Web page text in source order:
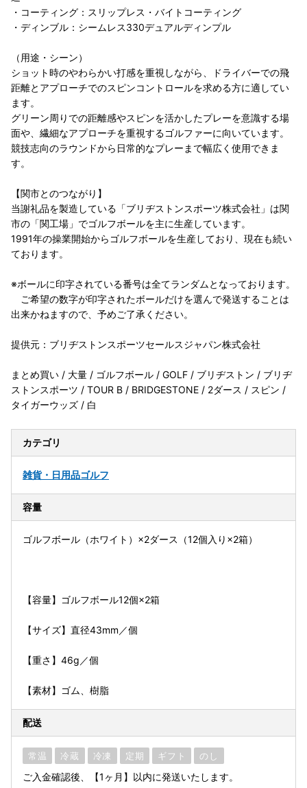
・コーティング：スリップレス・バイトコーティング
・ディンブル：シームレス330デュアルディンプル
（用途・シーン）
ショット時のやわらかい打感を重視しながら、ドライバーでの飛
距離とアプローチでのスピンコントロールを求める方に適してい
ます。
グリーン周りでの距離感やスピンを活かしたプレーを意識する場
面や、繊細なアプローチを重視するゴルファーに向いています。
競技志向のラウンドから日常的なプレーまで幅広く使用できま
す。
【関市とのつながり】
当謝礼品を製造している「ブリヂストンスポーツ株式会社」は関
市の「関工場」でゴルフボールを主に生産しています。
1991年の操業開始からゴルフボールを生産しており、現在も続い
ております。
※ボールに印字されている番号は全てランダムとなっております。
ご希望の数字が印字されたボールだけを選んで発送することは
出来かねますので、予めご了承ください。
提供元：ブリヂストンスポーツセールスジャパン株式会社
まとめ買い / 大量 / ゴルフボール / GOLF / ブリヂストン / ブリヂ
ストンスポーツ / TOUR B / BRIDGESTONE / 2ダース / スピン /
タイガーウッズ / 白
カテゴリ
雑貨・日用品ゴルフ
容量
ゴルフボール（ホワイト）×2ダース（12個入り×2箱）
【容量】ゴルフボール12個×2箱
【サイズ】直径43mm／個
【重さ】46g／個
【素材】ゴム、樹脂
配送
常温 冷蔵 冷凍 定期 ギフト のし
ご入金確認後、【1ヶ月】以内に発送いたします。